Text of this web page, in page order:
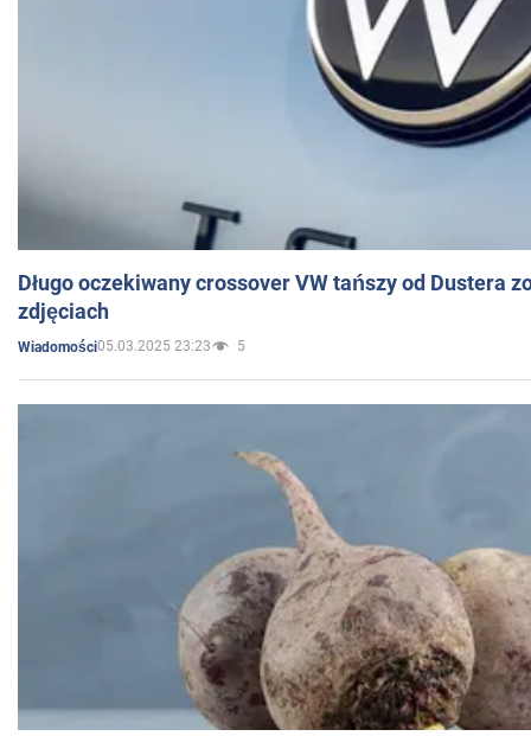
Długo oczekiwany crossover VW tańszy od Dustera
zdjęciach
Wiadomości05.03.2025 23:23 5